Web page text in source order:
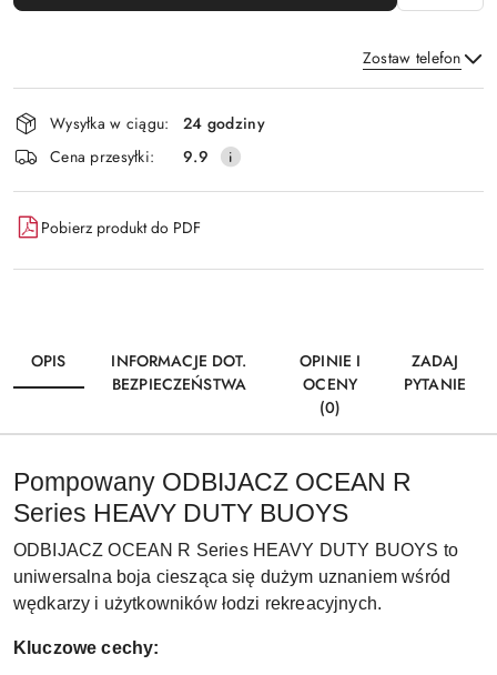
Zostaw telefon
Wyślij
Dostępność
i
dostawa
Wysyłka w ciągu:
24 godziny
Cena przesyłki:
9.9
Pobierz produkt do PDF
OPIS
INFORMACJE DOT.
BEZPIECZEŃSTWA
OPINIE I
OCENY
(0)
ZADAJ
PYTANIE
Pompowany ODBIJACZ OCEAN R
Series HEAVY DUTY BUOYS
ODBIJACZ OCEAN R Series HEAVY DUTY BUOYS to
uniwersalna boja ciesząca się dużym uznaniem wśród
wędkarzy i użytkowników łodzi rekreacyjnych.
Kluczowe cechy: